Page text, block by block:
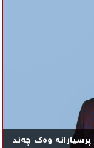
وەک چەند